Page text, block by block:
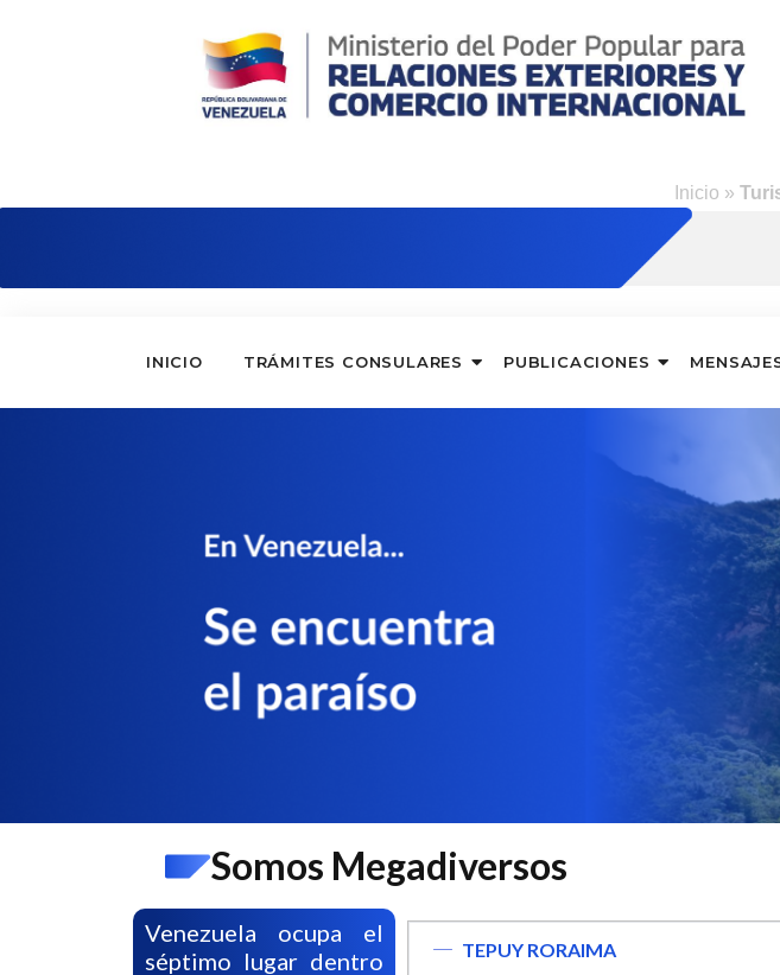
Inicio »
INICIO TRÁMITES CONSULARES PUBLICACIONES
Somos Megadiversos
Venezuela ocupa el
séptimo lugar dentro
TEPUY RORAIMA